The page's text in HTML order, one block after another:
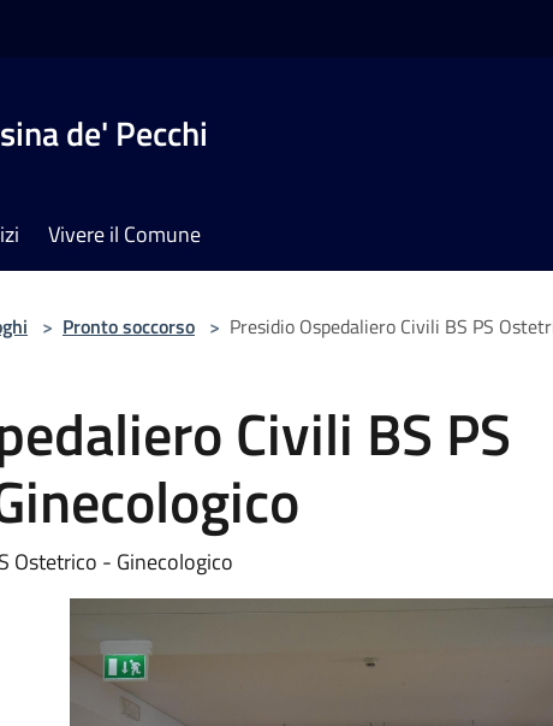
de' Pecchi
Vivere il Comune
> Pronto soccorso > Presidio Ospedaliero Civili BS PS
Civili BS PS
Ostetrico - Ginecologico